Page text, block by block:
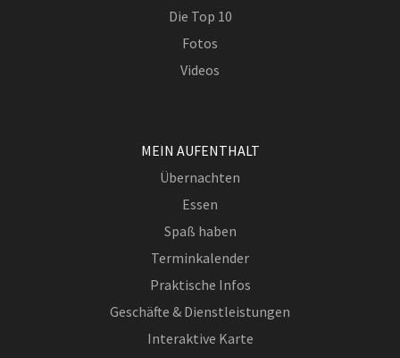
Die Top 10
Fotos
Videos
MEIN AUFENTHALT
Übernachten
Essen
Spaß haben
Terminkalender
Praktische Infos
Geschäfte & Dienstleistungen
Interaktive Karte